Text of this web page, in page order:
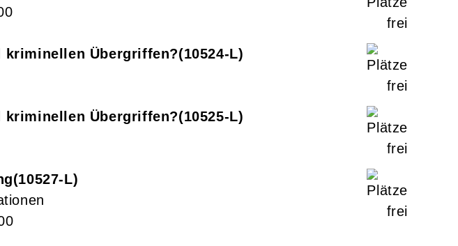
kriminellen Übergriffen? 10524-L
kriminellen Übergriffen? 10525-L
10527-L